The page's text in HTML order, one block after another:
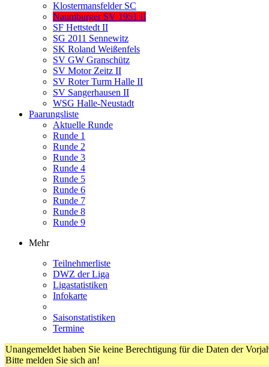
Klostermansfelder SC
Naumburger SV 1951 II
SF Hettstedt II
SG 2011 Sennewitz
SK Roland Weißenfels
SV GW Granschütz
SV Motor Zeitz II
SV Roter Turm Halle II
SV Sangerhausen II
WSG Halle-Neustadt
Paarungsliste
Aktuelle Runde
Runde 1
Runde 2
Runde 3
Runde 4
Runde 5
Runde 6
Runde 7
Runde 8
Runde 9
Mehr
Teilnehmerliste
DWZ der Liga
Ligastatistiken
Infokarte
Saisonstatistiken
Termine
Unangemeldet haben Sie keine Berechtigung für die Daten der
Bitte melden Sie sich an!